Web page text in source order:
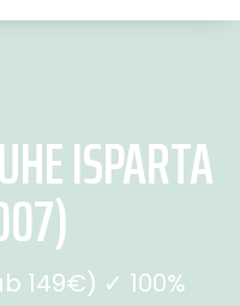
ISPARTA
149€) ✓ 100%